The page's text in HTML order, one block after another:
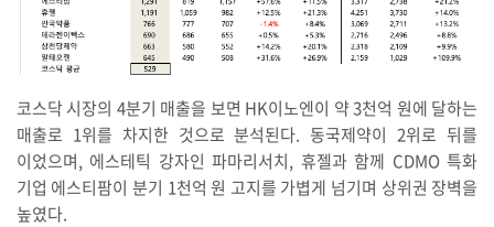
코스닥 시장의 4분기 매출을 보면 HK이노엔이 약 3천억 원에 달하는
매출로 1위를 차지한 것으로 분석된다. 동국제약이 2위로 뒤를
이었으며, 에스테틱 강자인 파마리서치, 휴젤과 함께 CDMO 특화
기업 에스티팜이 분기 1천억 원 고지를 가볍게 넘기며 상위권 장벽을
높였다.